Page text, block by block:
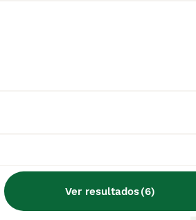
Ver resultados(6)